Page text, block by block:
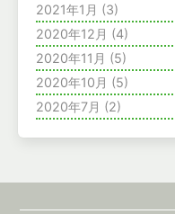
2021年1月 (3)
2020年12月 (4)
2020年11月 (5)
2020年10月 (5)
2020年7月 (2)